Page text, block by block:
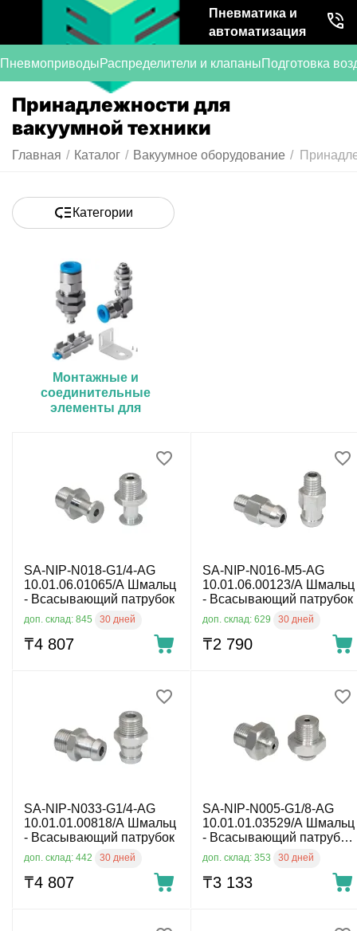
Пневматика и
автоматизация
ПневмоприводыРаспределители и клапаныПодготовка
Принадлежности для
вакуумной техники
Главная / Каталог / Вакуумное оборудование /
Категории
Монтажные и
соединительные
элементы для
SA-NIP-N018-G1/4-AG
10.01.06.01065/A Шмальц
- Всасывающий патрубок
доп. склад: 845 30 дней
₸4 807
SA-NIP-N016-M5-AG
10.01.06.00123/A Шмальц
- Всасывающий патрубок
доп. склад: 629 30 дней
₸2 790
SA-NIP-N033-G1/4-AG
10.01.01.00818/A Шмальц
- Всасывающий патрубок
доп. склад: 442 30 дней
₸4 807
SA-NIP-N005-G1/8-AG
10.01.01.03529/A Шмальц
- Всасывающий патрубок,
доп. склад: 353 30 дней
₸3 133